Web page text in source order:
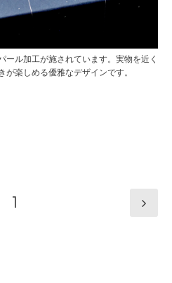
ール加工が施されています。実物を近く
楽しめる優雅なデザインです。
1